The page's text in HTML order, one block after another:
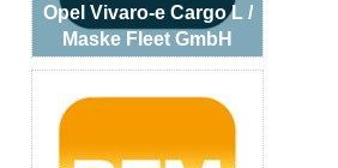
Opel Vivaro-e Cargo L /
Maske Fleet GmbH